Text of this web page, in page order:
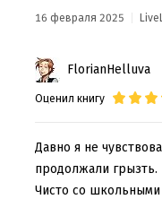
возникновения
Будьте
закономерным было
разнообразием.
Здесь в игру
процесса
(то есть
"лучше"). Однако
информационно
16 февраля 2025
FlorianHelluva
Оценил книгу
Давно я не
продолжали грызть.
Чисто со школьными